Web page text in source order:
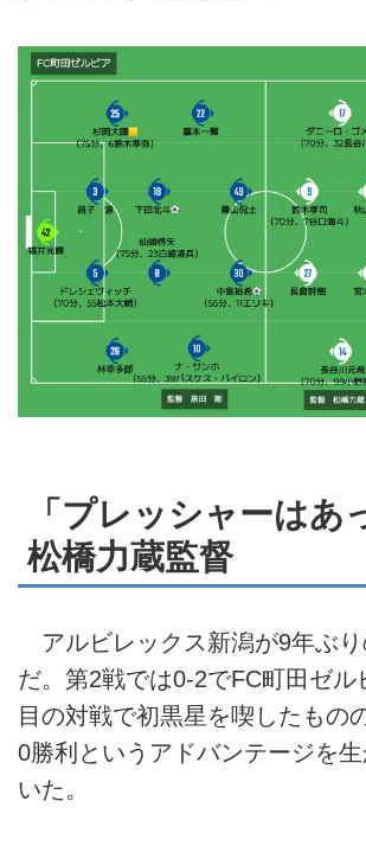
「プレッシャーはあ
松橋力蔵監督
アルビレックス新潟が9年ぶ
だ。第2戦では0-2でFC町田ゼル
目の対戦で初黒星を喫したもの
0勝利というアドバンテージを
いた。